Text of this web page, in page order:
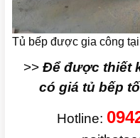
Tủ bếp được gia công
>>Để được thiết
có giá tủ bếp
Hotline: